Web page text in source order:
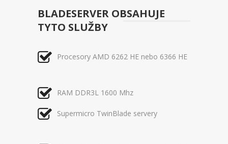
BLADESERVER OBSAHUJE
TYTO SLUŽBY
Procesory AMD 6262 HE nebo 6366 HE
RAM DDR3L 1600 Mhz
Supermicro TwinBlade servery